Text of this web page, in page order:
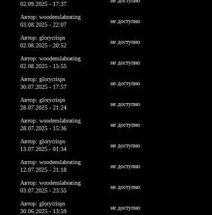
02.09.2025 - 17:37
Автор: woodenslabrating
03.08.2025 - 22:07
не доступно
Автор: glorycrisps
02.08.2025 - 20:52
не доступно
Автор: woodenslabrating
02.08.2025 - 15:55
не доступно
Автор: glorycrisps
30.07.2025 - 17:57
не доступно
Автор: glorycrisps
28.07.2025 - 21:24
не доступно
Автор: woodenslabrating
28.07.2025 - 15:36
не доступно
Автор: glorycrisps
13.07.2025 - 01:34
не доступно
Автор: woodenslabrating
12.07.2025 - 21:18
не доступно
Автор: woodenslabrating
03.07.2025 - 23:55
не доступно
Автор: glorycrisps
30.06.2025 - 13:59
не доступно